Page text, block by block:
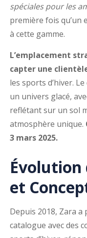
spéciales pour les
première fois qu’un
à cette gamme.
L’emplacement
capter une
les sports d’hiver.
un univers glacé,
reflétant sur un sol
atmosphère unique.
3 mars 2025.
Évolution
et
Depuis 2018, Zara
catalogue avec des